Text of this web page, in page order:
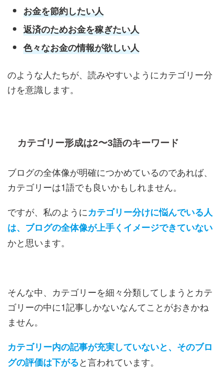
お金を節約したい人
返済のためお金を稼ぎたい人
色々なお金の情報が欲しい人
のような人たちが、読みやすいようにカテゴリー分
けを意識します。
カテゴリー形成は2〜3語のキーワード
ブログの全体像が明確につかめているのであれば、
カテゴリーは1語でも良いかもしれません。
ですが、私のようにカテゴリー分けに悩んでいる人
は、ブログの全体像が上手くイメージできていない
かと思います。
そんな中、カテゴリーを細々分類してしまうとカテ
ゴリーの中に1記事しかないなんてことがおきかね
ません。
カテゴリー内の記事が充実していないと、そのブロ
グの評価は下がると言われています。